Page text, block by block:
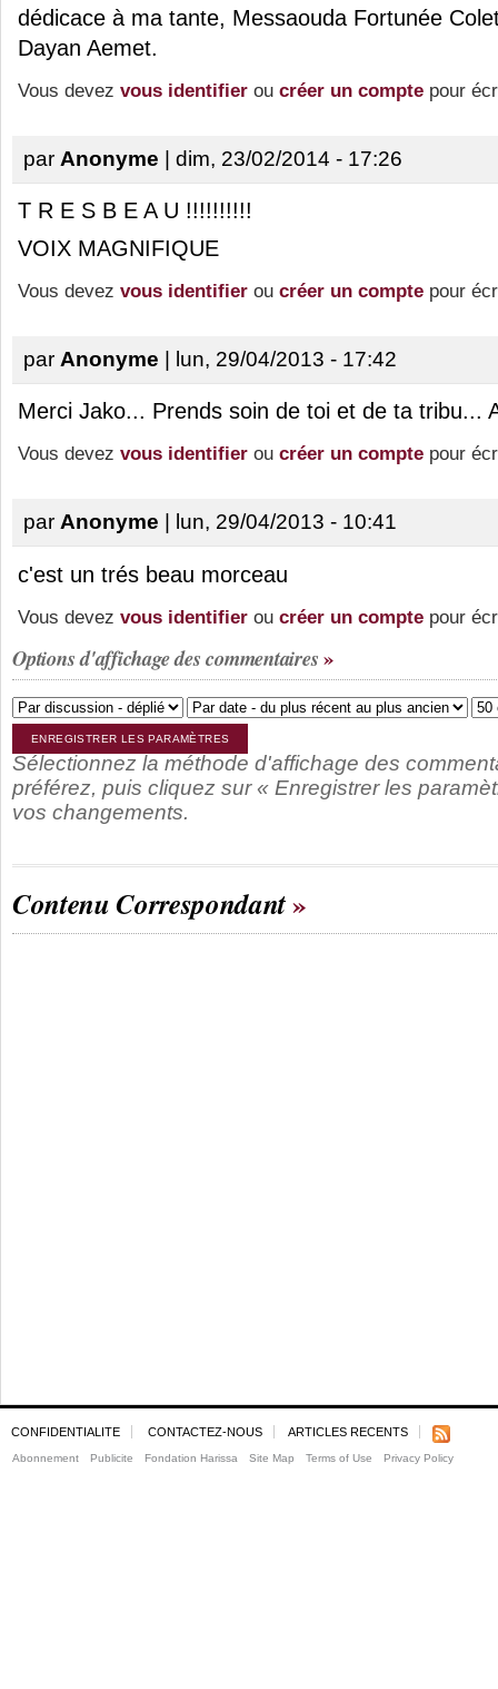
dédicace à ma tante, Messaouda Fortunée
Dayan Aemet.
Vous devez vous identifier ou créer un compte pour
par Anonyme | dim, 23/02/2014 - 17:26
T R E S B E A U !!!!!!!!!!
VOIX MAGNIFIQUE
Vous devez vous identifier ou créer un compte pour
par Anonyme | lun, 29/04/2013 - 17:42
Merci Jako... Prends soin de toi et de ta tribu...
Vous devez vous identifier ou créer un compte pour
par Anonyme | lun, 29/04/2013 - 10:41
c'est un trés beau morceau
Vous devez vous identifier ou créer un compte pour
Options d'affichage des commentaires
Sélectionnez la méthode d'affichage des
préférez, puis cliquez sur « Enregistrer les
vos changements.
Contenu Correspondant
CONFIDENTIALITE CONTACTEZ-NOUS ARTICLES RECENTS
Abonnement Publicite Fondation Harissa Site Map Terms of Use Privacy Policy